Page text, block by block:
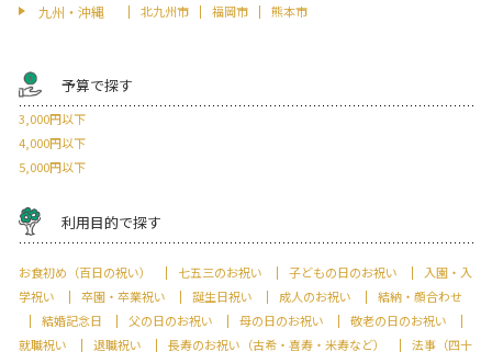
九州・沖縄 北九州市 福岡市 熊本市
予算で探す
3,000円以下
4,000円以下
5,000円以下
利用目的で探す
お食初め（百日の祝い） 七五三のお祝い 子どもの日のお祝い
入園・入
学祝い
卒園・卒業祝い 誕生日祝い 成人のお祝い
結納・顔合わせ
結婚記念日
父の日のお祝い 母の日のお祝い
敬老の日のお祝い
就職祝い
退職祝い 長寿のお祝い（古希・喜寿・米寿など）
法事（四十